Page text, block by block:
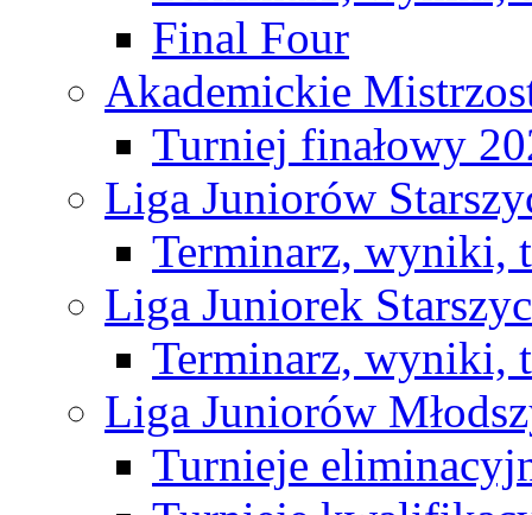
Final Four
Akademickie
Turniej finałowy
Liga Juniorów
Terminarz, wyniki,
Liga Juniorek
Terminarz, wyniki,
Liga Juniorów
Turnieje